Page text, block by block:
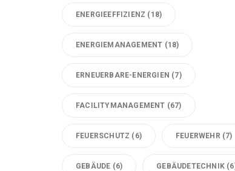
ENERGIEEFFIZIENZ (18)
ENERGIEMANAGEMENT (18)
ERNEUERBARE-ENERGIEN (7)
FACILITYMANAGEMENT (67)
FEUERSCHUTZ (6) FEUERWEHR (7)
GEBÄUDE (6) GEBÄUDETECHNIK